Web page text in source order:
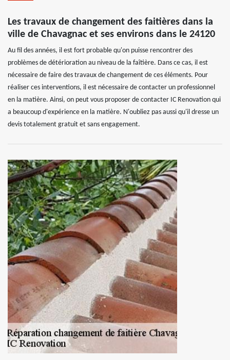
Les travaux de changement des faitières dans la
ville de Chavagnac et ses environs dans le 24120
Au fil des années, il est fort probable qu'on puisse rencontrer des
problèmes de détérioration au niveau de la faîtière. Dans ce cas, il est
nécessaire de faire des travaux de changement de ces éléments. Pour
réaliser ces interventions, il est nécessaire de contacter un professionnel
en la matière. Ainsi, on peut vous proposer de contacter IC Renovation qui
a beaucoup d'expérience en la matière. N'oubliez pas aussi qu'il dresse un
devis totalement gratuit et sans engagement.